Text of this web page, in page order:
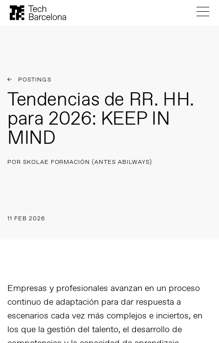
POSTINGS
Tendencias de RR. HH.
para 2026: KEEP IN
MIND
POR SKOLAE FORMACIÓN (ANTES ABILWAYS)
11 FEB 2026
Empresas y profesionales avanzan en un proceso
continuo de adaptación para dar respuesta a
escenarios cada vez más complejos e inciertos, en
los que la gestión del talento, el desarrollo de